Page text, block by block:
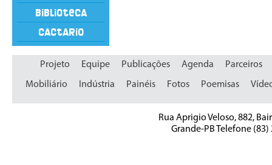
Biblioteca
Cactário
Projeto Equipe Publicações Agenda Parceiros
Mobiliário Indústria Painéis Fotos Poemisas
Rua Aprigio Veloso, 882,
Grande-PB Telefone